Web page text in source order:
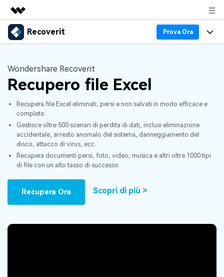
Prodotti in evidenza
Utilità
Panoramica
Soluzione
Chi siamo
Sala stampa
Negozio
Supporto
Recoverit Prova Ora
Recupero Dati
Backup Dati
Riparazione Dati
Funzionalità
Recover file Media
Recover Document Files
Recover From Devices
Controlla tutte le caratteristiche
Blog
Problemi dei File
Problemi del Computer
Supporto
Supporto
Novità
Guida
50% OFF!
Wondershare Recoverit
Recupero file Excel
Recupera file Excel eliminati, persi e non salvati in modo efficace e
completo.
Gestisce oltre 500 scenari di perdita di dati, inclusi eliminazione
accidentale, arresto anomalo del sistema, danneggiamento del
disco, attacco di virus, ecc.
Recupera documenti persi, foto, video, musica e altri oltre 1000 tipi
di file con un alto tasso di successo.
Recupera Ora Scopri di più >